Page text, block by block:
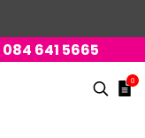
084 641 5665
0